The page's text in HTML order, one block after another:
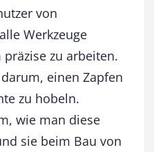
von
Werkzeuge
zu arbeiten.
einen Zapfen
zu hobeln.
wie man diese
sie beim Bau von